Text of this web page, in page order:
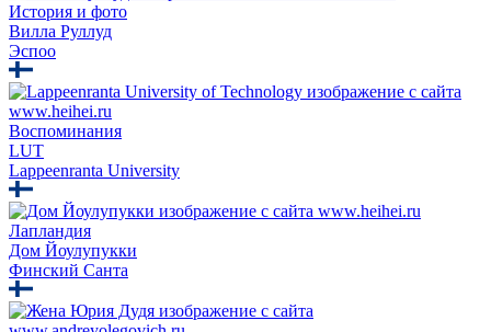
История и фото
Вилла Руллуд
Эспоо
Воспоминания
LUT
Lappeenranta University
Лапландия
Дом Йоулупукки
Финский Санта